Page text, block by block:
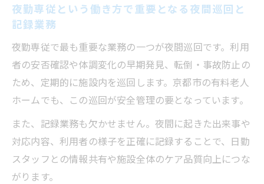
夜勤専従という働き方で重要となる夜間巡回と
記録業務
夜勤専従で最も重要な業務の一つが夜間巡回です。利用
者の安否確認や体調変化の早期発見、転倒・事故防止の
ため、定期的に施設内を巡回します。京都市の有料老人
ホームでも、この巡回が安全管理の要となっています。
また、記録業務も欠かせません。夜間に起きた出来事や
対応内容、利用者の様子を正確に記録することで、日勤
スタッフとの情報共有や施設全体のケア品質向上につな
がります。